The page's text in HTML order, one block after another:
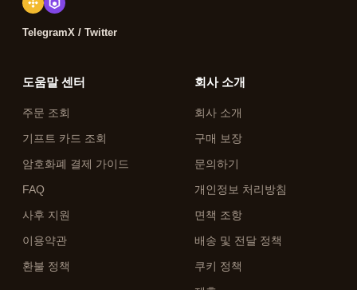
TelegramX / Twitter
도움말 센터
주문 조회
기프트 카드 조회
암호화폐 결제 가이드
FAQ
사후 지원
이용약관
환불 정책
회사 소개
회사 소개
구매 보장
문의하기
개인정보 처리방침
면책 조항
배송 및 전달 정책
쿠키 정책